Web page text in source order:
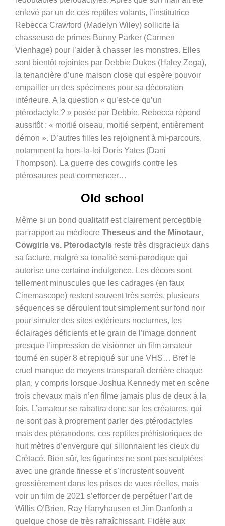
enlevé par un de ces reptiles volants, l’institutrice
Rebecca Crawford (Madelyn Wiley) sollicite la
chasseuse de primes Bunny Parker (Carmen
Vienhage) pour l’aider à chasser les monstres. Elles
sont bientôt rejointes par Debbie Dukes (Haley Zega),
la tenancière d’une maison close qui espère pouvoir
empailler un des spécimens pour sa décoration
intérieure. A la question « qu’est-ce qu’un
ptérodactyle ? » posée par Debbie, Rebecca répond
aussitôt : « moitié oiseau, moitié serpent, entièrement
démon ». D’autres filles les rejoignent à mi-parcours,
notamment la hors-la-loi Doris Yates (Dani
Thompson). La guerre des cowgirls contre les
ptérosaures peut commencer…
Old school
Même si un bond qualitatif est clairement perceptible
par rapport au médiocre Theseus and the Minotaur,
Cowgirls vs. Pterodactyls reste très disgracieux dans
sa facture, malgré sa tonalité semi-parodique qui
autorise une certaine indulgence. Les décors sont
tellement minuscules que les cadrages (en faux
Cinemascope) restent souvent très serrés, plusieurs
séquences se déroulent tout simplement sur fond noir
pour simuler des sites extérieurs nocturnes, les
éclairages déficients et le grain de l’image donnent
presque l’impression de visionner un film amateur
tourné en super 8 et repiqué sur une VHS… Bref le
cruel manque de moyens transparaît derrière chaque
plan, y compris lorsque Joshua Kennedy met en scène
trois chevaux mais n’en filme jamais plus de deux à la
fois. L’amateur se rabattra donc sur les créatures, qui
ne sont pas à proprement parler des ptérodactyles
mais des ptéranodons, ces reptiles préhistoriques de
huit mètres d’envergure qui sillonnaient les cieux du
Crétacé. Bien sûr, les figurines ne sont pas sculptées
avec une grande finesse et s’incrustent souvent
grossièrement dans les prises de vues réelles, mais
voir un film de 2021 s’efforcer de perpétuer l’art de
Willis O’Brien, Ray Harryhausen et Jim Danforth a
quelque chose de très rafraîchissant. Fidèle aux